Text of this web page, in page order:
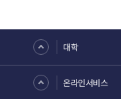
대학
온라인서비스